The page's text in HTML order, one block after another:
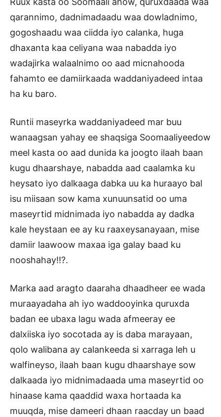
qarannimo, dadnimadaadu waa dowladnimo,
gogoshaadu waa ciidda iyo calanka, huga
dhaxanta kaa celiyana waa nabadda iyo
wadajirka walaalnimo oo aad micnahooda
fahamto ee damiirkaada waddaniyadeed intaa
ha ku baro.
Runtii maseyrka waddaniyadeed mar buu
wanaagsan yahay ee shaqsiga Soomaaliyeedow
meel kasta oo aad dunida ka joogto ilaah baan
kugu dhaarshaye, nabadda aad caalamka ku
heysato iyo dalkaaga dabka uu ka huraayo bal
isu miisaan sow kama xunuunsatid oo uma
maseyrtid midnimada iyo nabadda ay dadka
kale heystaan ee ay ku raaxeysanayaan, mise
damiir laawoow maxaa iga galay baad ku
nooshahay!!?.
Marka aad aragto daaraha dhaadheer ee wada
muraayadaha ah iyo waddooyinka quruxda
badan ee ubaxa lagu wada afmeeray ee
dalxiiska iyo socotada ay is daba marayaan,
qolo walibana ay calankeeda si xarraga leh u
walfineyso, ilaah baan kugu dhaarshaye sow
dalkaada iyo midnimadaada uma maseyrtid oo
hinaase kama qaaddid waxa hortaada ka
muuqda, mise dameeri dhaan raacday un baad